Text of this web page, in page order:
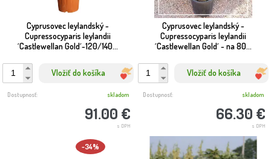
Cyprusovec leylandský -
Cupressocyparis leylandii
´Castlewellan Gold´-120/140...
Vložiť do košíka
91.00 €
s DPH
Dostupnosť: skladom
Cyprusovec leylandský -
Cupressocyparis leylandii
´Castlewellan Gold´ - na 80...
Vložiť do košíka
66.30 €
s DPH
Dostupnosť: skladom
-34%